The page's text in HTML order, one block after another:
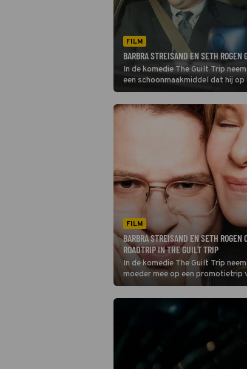
FILM
BARBRA STREISAND EN SETH
In de komedie The Guilt Trip
een schoonmaakmiddel dat hij
FILM
BARBRA STREISAND EN SETH ROGEN
ROADTRIP IN THE GUILT TRIP
In de komedie The Guilt Trip
moeder mee op een promotietrip
schoonmaakmiddel dat hij op de